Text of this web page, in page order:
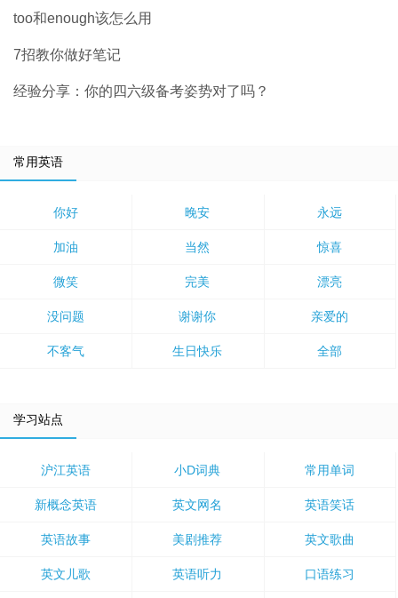
too和enough该怎么用
7招教你做好笔记
经验分享：你的四六级备考姿势对了吗？
常用英语
你好 晚安 永远
加油 当然 惊喜
微笑 完美 漂亮
没问题 谢谢你 亲爱的
不客气 生日快乐 全部
学习站点
沪江英语 小D词典 常用单词
新概念英语 英文网名 英语笑话
英语故事 美剧推荐 英文歌曲
英文儿歌 英语听力 口语练习